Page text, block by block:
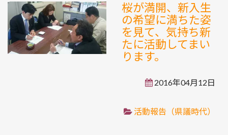
桜が満開、新入生
の希望に満ちた姿
を見て、気持ち新
たに活動してまい
ります。
2016年04月12日
活動報告（県議時代）